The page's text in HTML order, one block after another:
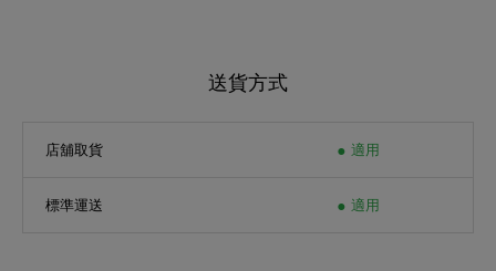
送貨方式
店舖取貨 適用
標準運送 適用